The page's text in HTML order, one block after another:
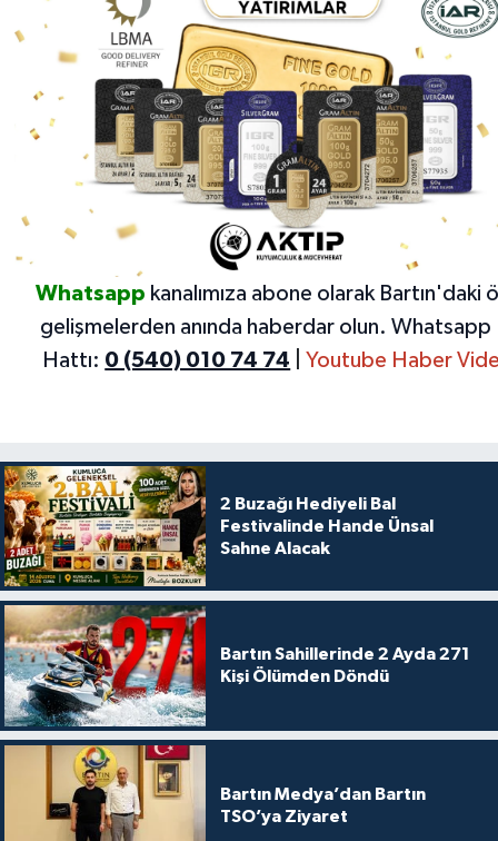
Whatsapp kanalımıza abone olarak Bartın'daki
gelişmelerden anında haberdar olun. Whatsapp
Hattı: 0 (540) 010 74 74 Youtube Haber
2 Buzağı Hediyeli Bal
Festivalinde Hande Ünsal
Sahne Alacak
Bartın Sahillerinde 2 Ayda 271
Kişi Ölümden Döndü
Bartın Medya’dan Bartın
TSO’ya Ziyaret